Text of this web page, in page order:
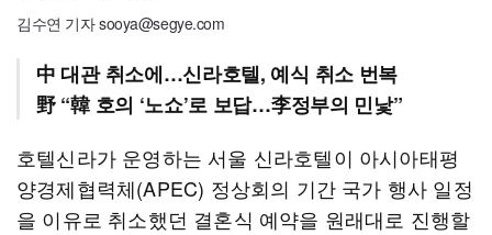
김수연 기자 sooya@segye.com
中 대관 취소에…신라호텔, 예식 취소 번복
野 “韓 호의 ‘노쇼’로 보답…李정부의 민낯”
호텔신라가 운영하는 서울 신라호텔이 아시아태평
양경제협력체(APEC) 정상회의 기간 국가 행사 일정
을 이유로 취소했던 결혼식 예약을 원래대로 진행할